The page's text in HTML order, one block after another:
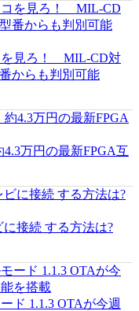
を見ろ！ MIL-CD対
からも判別可能
万円の最新FPGA互
接続 する方法は?
ド 1.1.3 OTAが今週